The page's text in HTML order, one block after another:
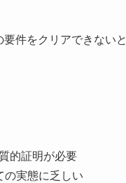
件をクリアできないと
的証明が必要
の実態に乏しい